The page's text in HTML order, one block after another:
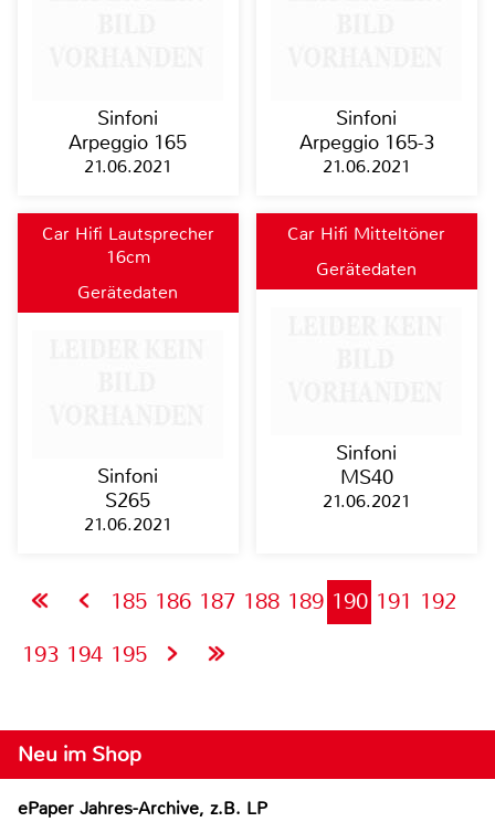
Sinfoni
Arpeggio 165
21.06.2021
Sinfoni
Arpeggio 165-3
21.06.2021
Car Hifi Lautsprecher
16cm
Gerätedaten
Sinfoni
S265
21.06.2021
Car Hifi Mitteltöner
Gerätedaten
Sinfoni
MS40
21.06.2021
185 186 187 188 189 190 191 192
193 194 195
Neu im Shop
ePaper Jahres-Archive, z.B. LP